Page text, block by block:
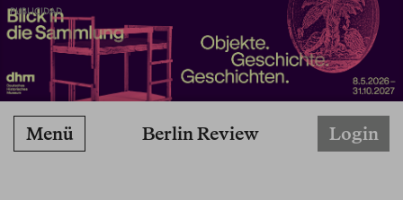
PUBLICIDAD
Berlin Review
Menü Login